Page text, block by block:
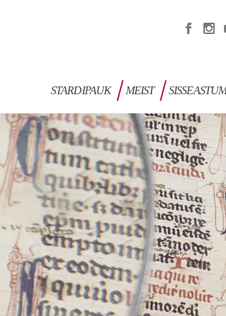
STARDIPAUK MEIST